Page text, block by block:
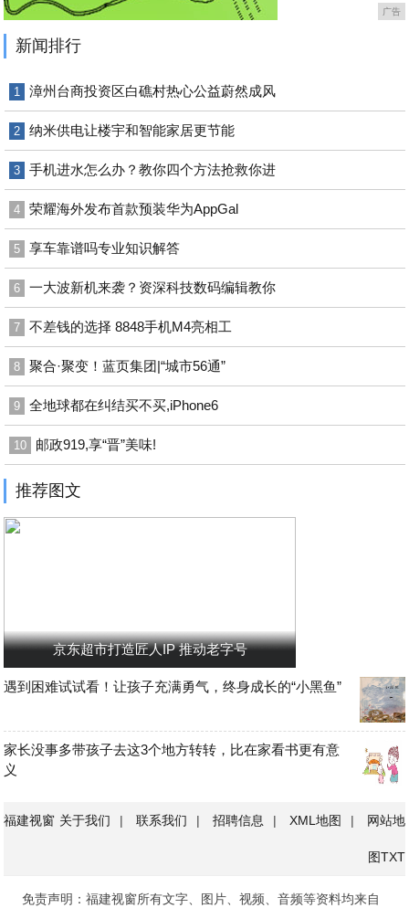
广告
新闻排行
1 漳州台商投资区白礁村热心公益蔚然成风
2 纳米供电让楼宇和智能家居更节能
3 手机进水怎么办？教你四个方法抢救你进
4 荣耀海外发布首款预装华为AppGal
5 享车靠谱吗专业知识解答
6 一大波新机来袭？资深科技数码编辑教你
7 不差钱的选择 8848手机M4亮相工
8 聚合·聚变！蓝页集团|“城市56通”
9 全地球都在纠结买不买,iPhone6
10 邮政919,享“晋”美味!
推荐图文
京东超市打造匠人IP 推动老字号
遇到困难试试看！让孩子充满勇气，终身成长的“小黑鱼”
家长没事多带孩子去这3个地方转转，比在家看书更有意
义
福建视窗 关于我们 | 联系我们 | 招聘信息 | XML地图 | 网站地
图TXT
免责声明：福建视窗所有文字、图片、视频、音频等资料均来自